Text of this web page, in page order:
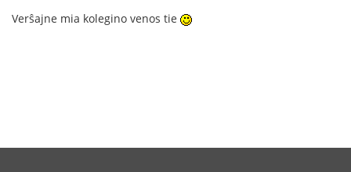
Verŝajne mia kolegino venos tie